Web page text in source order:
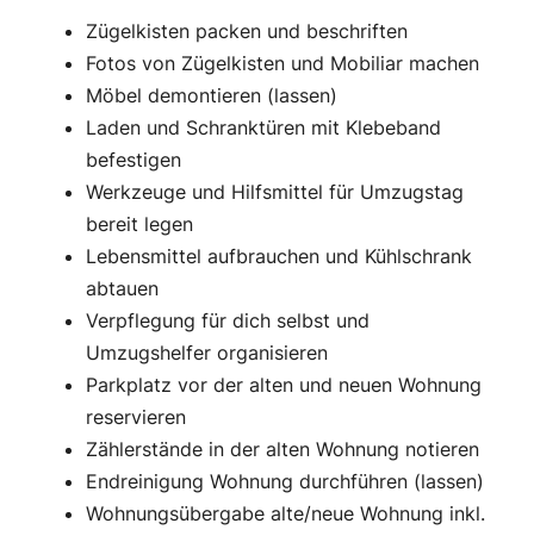
Zügelkisten packen und beschriften
Fotos von Zügelkisten und Mobiliar machen
Möbel demontieren (lassen)
Laden und Schranktüren mit Klebeband
befestigen
Werkzeuge und Hilfsmittel für Umzugstag
bereit legen
Lebensmittel aufbrauchen und Kühlschrank
abtauen
Verpflegung für dich selbst und
Umzugshelfer organisieren
Parkplatz vor der alten und neuen Wohnung
reservieren
Zählerstände in der alten Wohnung notieren
Endreinigung Wohnung durchführen (lassen)
Wohnungsübergabe alte/neue Wohnung inkl.